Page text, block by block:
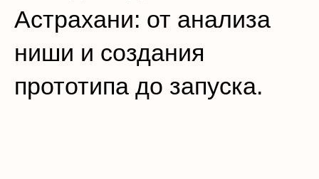
Астрахани: от анализа
ниши и создания
прототипа до запуска.